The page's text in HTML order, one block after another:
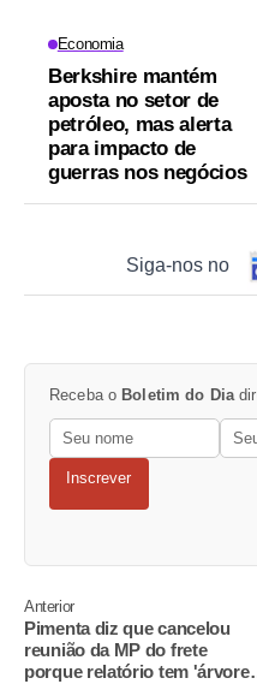
Economia
Berkshire mantém
aposta no setor de
petróleo, mas alerta
para impacto de
guerras nos negócios
Siga-nos no
Receba o Boletim do Dia
Inscrever
Anterior
Pimenta diz que cancelou
reunião da MP do frete
porque relatório tem 'árvore